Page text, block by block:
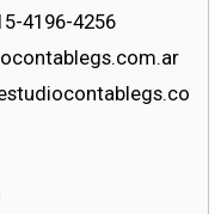
4196-4256